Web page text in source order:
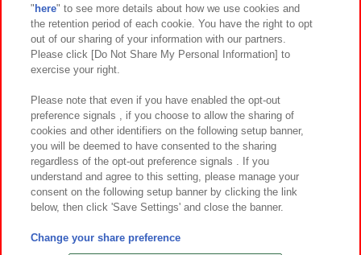
関連会社 サステナビリティ サイトポリシー
プライバシーポリシー ウェブアクセシビリティ方針と検証結果
お取引先さまとともに
カスタマーハラスメント対応方針 よくあるご質問・お問い合わせ
©Bandai Namco Amusement Inc.
©Bandai Namco Amusement Lab Inc.
" here" to see more details about how we use cookies and
the retention period of each cookie. You have the right to opt
out of our sharing of your information with our partners.
Please click [Do Not Share My Personal Information] to
exercise your right.
Please note that even if you have enabled the opt-out
preference signals , if you choose to allow the sharing of
cookies and other identifiers on the following setup banner,
you will be deemed to have consented to the sharing
regardless of the opt-out preference signals . If you
understand and agree to this setting, please manage your
consent on the following setup banner by clicking the link
below, then click 'Save Settings' and close the banner.
Change your share preference